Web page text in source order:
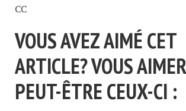
CC
VOUS AVEZ AIMÉ CET
ARTICLE? VOUS
PEUT-ÊTRE CEUX-CI :